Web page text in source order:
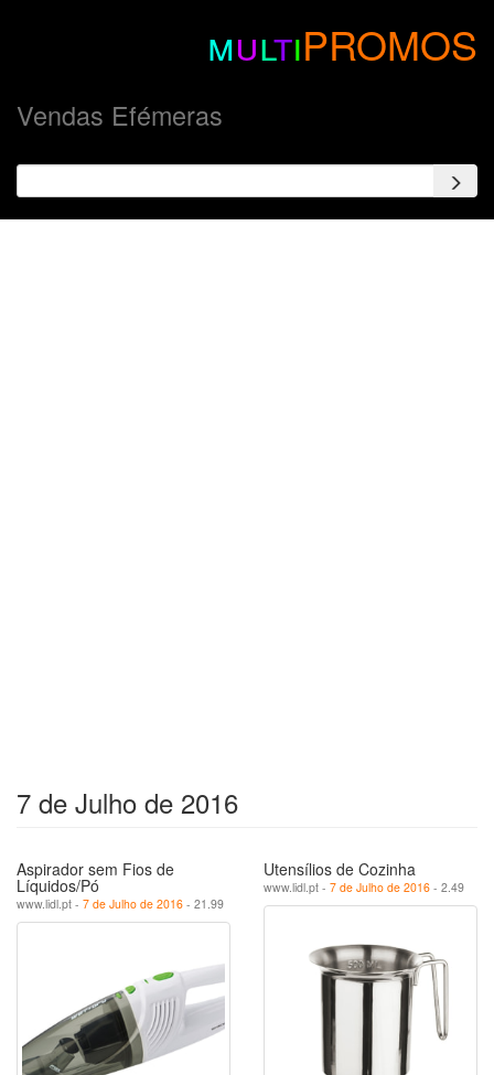
multiPROMOS
Vendas Efémeras
7 de Julho de 2016
Aspirador sem Fios de
Líquidos/Pó
www.lidl.pt - 7 de Julho de 2016 - 21.99
Utensílios de Cozinha
www.lidl.pt - 7 de Julho de 2016 - 2.49